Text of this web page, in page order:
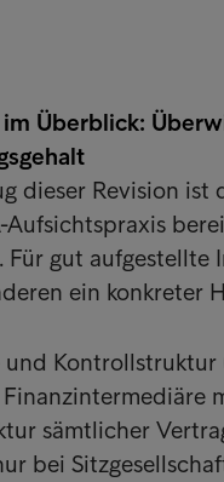
im Überblick:
dieser Revision
Aufsichtspraxis
gut aufgestellte
ein konkreter
Kontrollstruktur
sämtlicher
bei